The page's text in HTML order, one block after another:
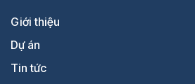
Giới thiệu
Dự án
Tin tức